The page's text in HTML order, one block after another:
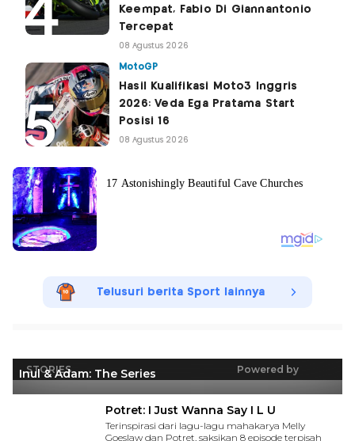
Keempat, Fabio Di Giannantonio
Tercepat
08 Agustus 2026
MotoGP
Hasil Kualifikasi Moto3 Inggris
2026: Veda Ega Pratama Start
Posisi 16
08 Agustus 2026
Telusuri berita Sport lainnya